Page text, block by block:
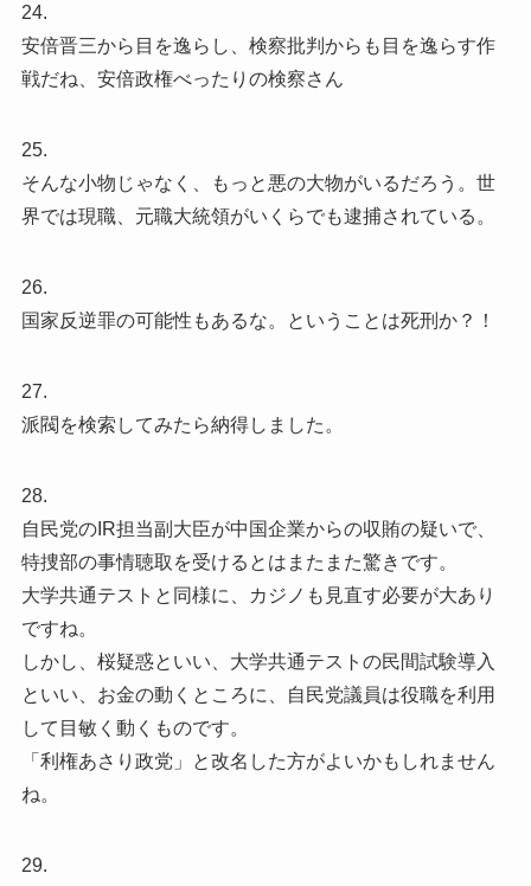
24.
安倍晋三から目を逸らし、検察批判からも目を逸らす作
戦だね、安倍政権べったりの検察さん
25.
そんな小物じゃなく、もっと悪の大物がいるだろう。世
界では現職、元職大統領がいくらでも逮捕されている。
26.
国家反逆罪の可能性もあるな。ということは死刑か？！
27.
派閥を検索してみたら納得しました。
28.
自民党のIR担当副大臣が中国企業からの収賄の疑いで、
特捜部の事情聴取を受けるとはまたまた驚きです。
大学共通テストと同様に、カジノも見直す必要が大あり
ですね。
しかし、桜疑惑といい、大学共通テストの民間試験導入
といい、お金の動くところに、自民党議員は役職を利用
して目敏く動くものです。
「利権あさり政党」と改名した方がよいかもしれません
ね。
29.